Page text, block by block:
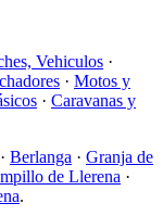
Vehiculos ·
· Motos y
· Caravanas y
· Berlanga · Granja de
de Llerena ·
.